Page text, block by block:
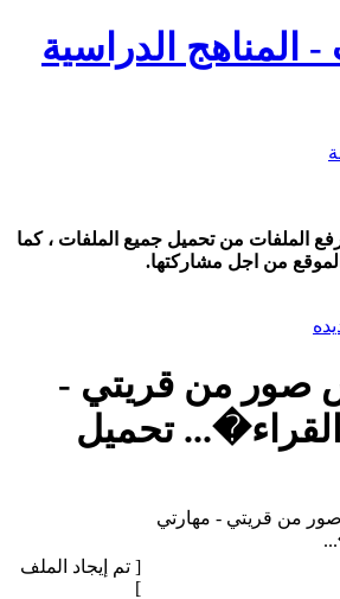
المناهج الدراسية
الملفات من تحميل جميع الملفات ، كما
من اجل مشاركتها.
من قريتي -
تحميل
من قريتي - مهارتي
[ تم إيجاد الملف
]